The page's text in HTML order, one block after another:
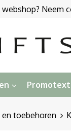
webshop?
en toebehoren